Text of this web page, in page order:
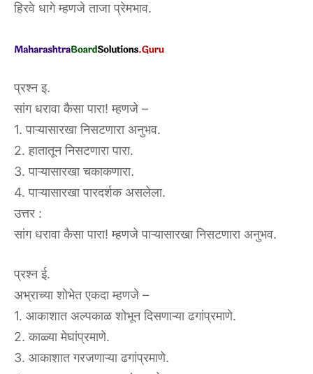
हिरवे धागे म्हणजे ताजा प्रेमभाव.
प्रश्न इ.
सांग धरावा कैसा पारा! म्हणजे –
1. पाऱ्यासारखा निसटणारा अनुभव.
2. हातातून निसटणारा पारा.
3. पाऱ्यासारखा चकाकणारा.
4. पाऱ्यासारखा पारदर्शक असलेला.
उत्तर :
सांग धरावा कैसा पारा! म्हणजे पाऱ्यासारखा निसटणारा अनुभव.
प्रश्न ई.
अभ्राच्या शोभेत एकदा म्हणजे –
1. आकाशात अल्पकाळ शोभून दिसणाऱ्या ढगांप्रमाणे.
2. काळ्या मेघांप्रमाणे.
3. आकाशात गरजणाऱ्या ढगांप्रमाणे.